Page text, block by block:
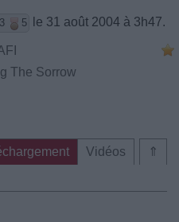
3 5 le 31 août 2004 à 3h47.
The Sorrow
⇑
Vidéos